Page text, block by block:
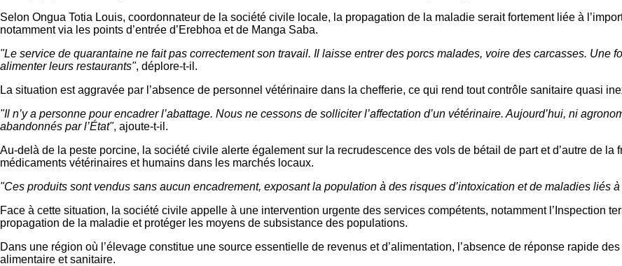
Selon Ongua Totia Louis, coordonnateur de la société civile locale, la propagation de la maladie serait fortement liée à
notamment via les points d’entrée d’Erebhoa et de Manga Saba.
"Le service de quarantaine ne fait pas correctement son travail. Il laisse entrer des porcs malades, voire des carcasses. Une
alimenter leurs restaurants", déplore-t-il.
La situation est aggravée par l’absence de personnel vétérinaire dans la chefferie, ce qui rend tout contrôle sanitaire quasi
"Il n’y a personne pour encadrer l’abattage. Nous ne cessons de solliciter l’affectation d’un vétérinaire. Aujourd’hui, ni
abandonnés par l’État", ajoute-t-il.
Au-delà de la peste porcine, la société civile alerte également sur la recrudescence des vols de bétail de part et d’autre de
médicaments vétérinaires et humains dans les marchés locaux.
"Ces produits sont vendus sans aucun encadrement, exposant la population à des risques d’intoxication et de maladies liés
Face à cette situation, la société civile appelle à une intervention urgente des services compétents, notamment l’Inspection
propagation de la maladie et protéger les moyens de subsistance des populations.
Dans une région où l’élevage constitue une source essentielle de revenus et d’alimentation, l’absence de réponse rapide
alimentaire et sanitaire.